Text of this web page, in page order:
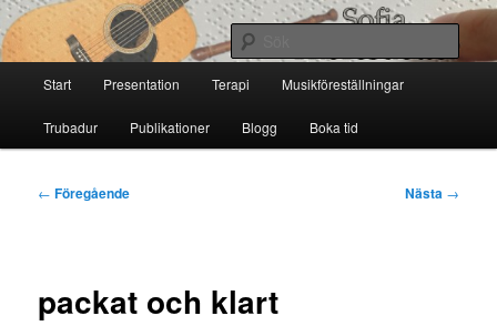
Hoppa
till
primärt
innehållSofia Thoresdotter
Start Presentation Terapi Musikföreställningar
Trubadur Publikationer Blogg Boka tid
Inläggsnavigering
← Föregående Nästa →
packat och klart